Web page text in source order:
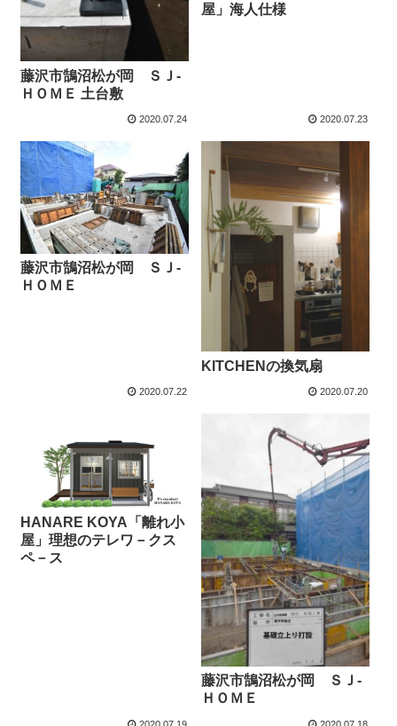
藤沢市鵠沼松が岡 ＳＪ-
ＨＯＭＥ 土台敷
2020.07.24
屋」海人仕様
2020.07.23
藤沢市鵠沼松が岡 ＳＪ-
ＨＯＭＥ
2020.07.22
KITCHENの換気扇
2020.07.20
HANARE KOYA「離れ小
屋」理想のテレワ－クス
ペ－ス
2020.07.19
藤沢市鵠沼松が岡 ＳＪ-
ＨＯＭＥ
2020.07.18